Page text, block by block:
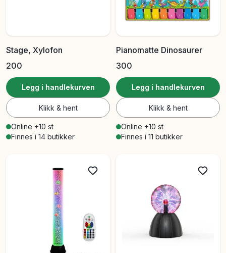
Stage, Xylofon
200
Legg i handlekurven
Klikk & hent
Online +10 st
Finnes i 14 butikker
Pianomatte Dinosaurer
300
Legg i handlekurven
Klikk & hent
Online +10 st
Finnes i 11 butikker